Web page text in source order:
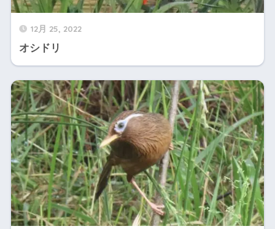
12月 25, 2022
オシドリ